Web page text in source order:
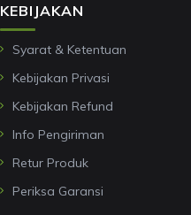
KEBIJAKAN
Syarat & Ketentuan
Kebijakan Privasi
Kebijakan Refund
Info Pengiriman
Retur Produk
Periksa Garansi